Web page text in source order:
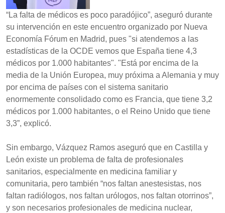
“La falta de médicos es poco paradójico”, aseguró durante
su intervención en este encuentro organizado por Nueva
Economía Fórum en Madrid, pues "si atendemos a las
estadísticas de la OCDE vemos que España tiene 4,3
médicos por 1.000 habitantes". "Está por encima de la
media de la Unión Europea, muy próxima a Alemania y muy
por encima de países con el sistema sanitario
enormemente consolidado como es Francia, que tiene 3,2
médicos por 1.000 habitantes, o el Reino Unido que tiene
3,3”, explicó.
Sin embargo, Vázquez Ramos aseguró que en Castilla y
León existe un problema de falta de profesionales
sanitarios, especialmente en medicina familiar y
comunitaria, pero también “nos faltan anestesistas, nos
faltan radiólogos, nos faltan urólogos, nos faltan otorrinos”,
y son necesarios profesionales de medicina nuclear,